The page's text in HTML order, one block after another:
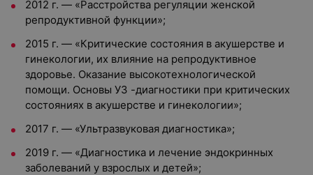
2012 г. — «Расстройства регуляции женской
репродуктивной функции»;
2015 г. — «Критические состояния в акушерстве и
гинекологии, их влияние на репродуктивное
здоровье. Оказание высокотехнологической
помощи. Основы УЗ -диагностики при критических
состояниях в акушерстве и гинекологии»;
2017 г. — «Ультразвуковая диагностика»;
2019 г. — «Диагностика и лечение эндокринных
заболеваний у взрослых и детей»;